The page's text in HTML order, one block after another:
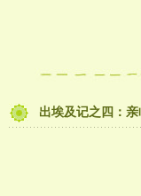
出埃及记之四：